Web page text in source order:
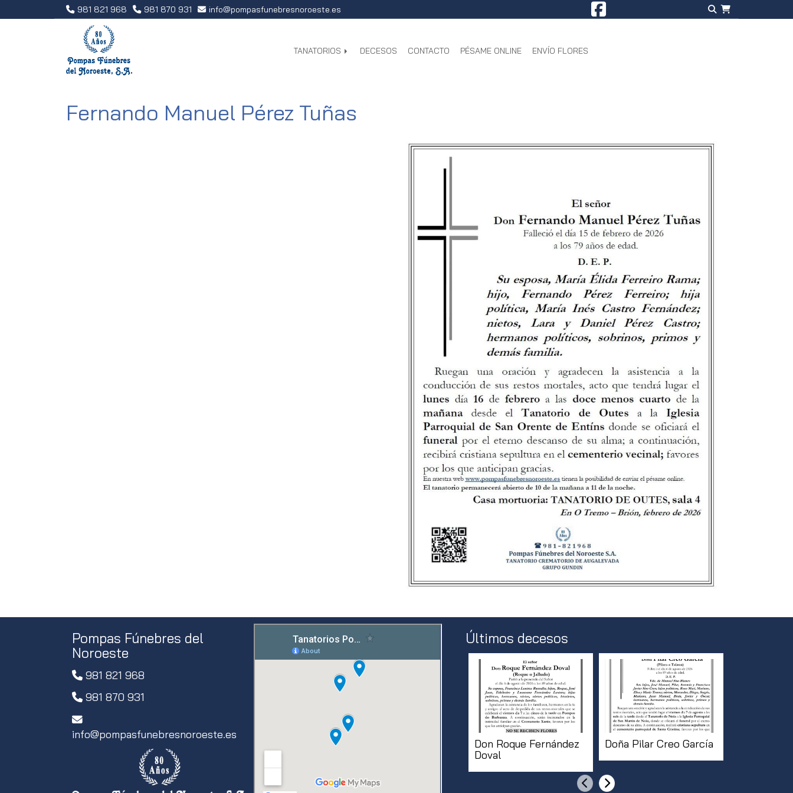
981 821 968 981 870 931 info pompasfunebresnoroeste.es
TANATORIOS DECESOS CONTACTO PÉSAME ONLINE ENVÍO FLORES
Fernando Manuel Pérez Tuñas
Pompas Fúnebres del
Noroeste
981 821 968
981 870 931
info pompasfunebresnoroeste.es
Últimos decesos
Don Roque Fernández
Doval
Doña Pilar Creo García
AnteriorSiguiente